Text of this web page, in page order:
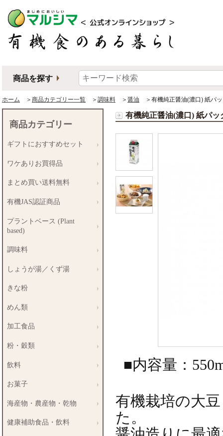
商品を探す
ホーム ＞ 商品カテゴリー一覧 ＞ 調味料 ＞ 醤油 ＞有機純正醤油(濃口) 紙パ
有機純正醤油(濃口) 紙パッ
■内容量：
有機栽培の大
た。
商品カテゴリー
ギフトにおすすめセット
ワケありお買得品
まとめ買い送料無料
有機JAS認証商品
プラントベース (Plant
based)
調味料
しょうが湯／くず湯
きな粉
めん類
加工食品
粉・穀類
飲料
お菓子
海産物・農産物・乾物
健康補助食品・飲料